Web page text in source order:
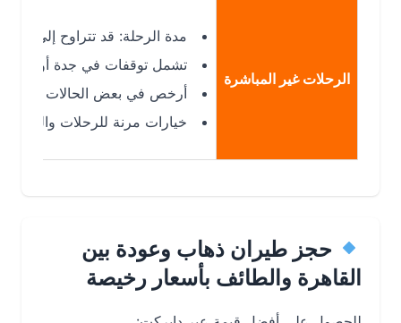
الرحلات غير المباشرة
مدة الرحلة: قد تتراوح إلى حوالي 3 ساعات أو أكثر
تشمل توقفات في جدة أو الرياض
أرخص في بعض الحالات
خيارات مرنة للرحلات والجدولة
حجز طيران ذهاب وعودة بين
القاهرة والطائف بأسعار رخيصة